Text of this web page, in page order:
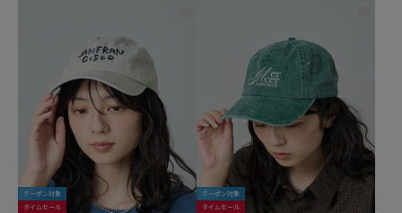
クーポン対象
タイムセール
クーポン対象
タイムセール